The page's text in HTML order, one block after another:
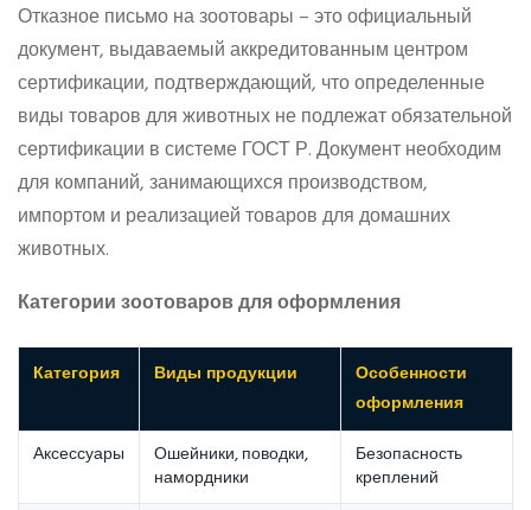
Отказное письмо на зоотовары – это официальный
документ, выдаваемый аккредитованным центром
сертификации, подтверждающий, что определенные
виды товаров для животных не подлежат обязательной
сертификации в системе ГОСТ Р. Документ необходим
для компаний, занимающихся производством,
импортом и реализацией товаров для домашних
животных.
Категории зоотоваров для оформления
Категория Виды продукции
Особенности
оформления
Аксессуары
Ошейники, поводки,
намордники
Безопасность
креплений